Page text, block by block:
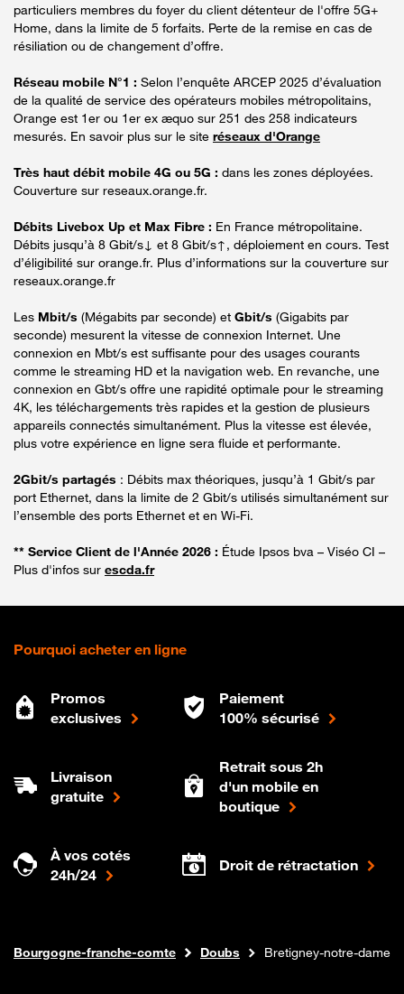
particuliers membres du foyer du client détenteur de l'offre 5G+
Home, dans la limite de 5 forfaits. Perte de la remise en cas de
résiliation ou de changement d’offre.
Réseau mobile N°1 : Selon l’enquête ARCEP 2025 d’évaluation
de la qualité de service des opérateurs mobiles métropolitains,
Orange est 1er ou 1er ex æquo sur 251 des 258 indicateurs
mesurés. En savoir plus sur le site réseaux d'Orange
Très haut débit mobile 4G ou 5G : dans les zones déployées.
Couverture sur reseaux.orange.fr.
Débits Livebox Up et Max Fibre : En France métropolitaine.
Débits jusqu’à 8 Gbit/s↓ et 8 Gbit/s↑, déploiement en cours. Test
d’éligibilité sur orange.fr. Plus d’informations sur la couverture sur
reseaux.orange.fr
Les Mbit/s (Mégabits par seconde) et Gbit/s (Gigabits par
seconde) mesurent la vitesse de connexion Internet. Une
connexion en Mbt/s est suffisante pour des usages courants
comme le streaming HD et la navigation web. En revanche, une
connexion en Gbt/s offre une rapidité optimale pour le streaming
4K, les téléchargements très rapides et la gestion de plusieurs
appareils connectés simultanément. Plus la vitesse est élevée,
plus votre expérience en ligne sera fluide et performante.
2Gbit/s partagés : Débits max théoriques, jusqu’à 1 Gbit/s par
port Ethernet, dans la limite de 2 Gbit/s utilisés simultanément sur
l’ensemble des ports Ethernet et en Wi-Fi.
** Service Client de l'Année 2026 : Étude Ipsos bva – Viséo CI –
Plus d'infos sur escda.fr
Pourquoi acheter en ligne
Promos
exclusives
Paiement
100% sécurisé
Livraison
gratuite
Retrait sous 2h
d'un mobile en
boutique
À vos cotés
24h/24
Droit de rétractation
Boutique Orange
Internet fibre
Bourgogne-franche-comte Doubs Bretigney-notre-dame